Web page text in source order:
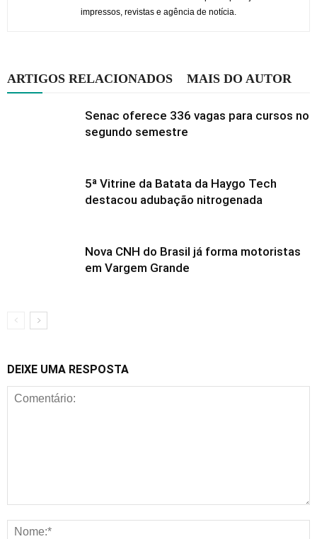
impressos, revistas e agência de notícia.
ARTIGOS RELACIONADOS MAIS DO AUTOR
Senac oferece 336 vagas para cursos no
segundo semestre
5ª Vitrine da Batata da Haygo Tech
destacou adubação nitrogenada
Nova CNH do Brasil já forma motoristas
em Vargem Grande
DEIXE UMA RESPOSTA